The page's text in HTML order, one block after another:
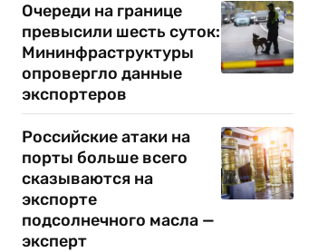
Очереди на границе
превысили шесть суток:
Мининфраструктуры
опровергло данные
экспортеров
Российские атаки на
порты больше всего
сказываются на
экспорте
подсолнечного масла —
эксперт